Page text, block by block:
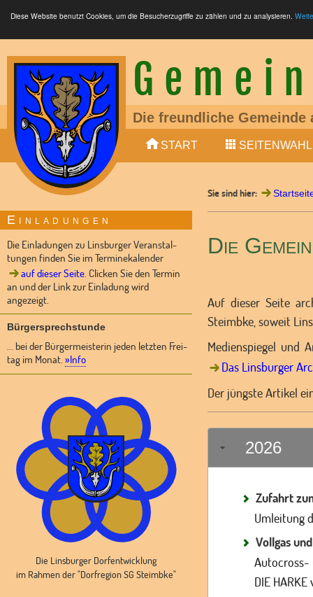
Diese Website benutzt Cookies, um die Besucherzugriffe zu zählen und zu analysieren.
Die freundliche
Ein liebens- und
Mitglied der
LTE (4G, 5G), Glasfaser
Bundesstraße 6 (4-
10 min (Auto) von
Dorfladen und
START SEITENWAHL
Einladungen
Die Einladungen zu Linsburger Veranstal-
tungen finden Sie im Terminekalender
auf dieser Seite . Clicken Sie den Termin
an und der Link zur Einladung wird
angezeigt.
Bürgersprechstunde
... bei der Bürgermeisterin jeden letzten Frei-
tag im Monat. »Info
Die Linsburger Dorfentwicklung
im Rahmen der "Dorfregion SG Steimbke"
Sie sind hier:
Die
Auf dieser Seite
Steimbke, soweit
Medienspiegel und
Das Linsburger
Der jüngste Artikel
2026
Zufahrt
Umleitung
Vollgas
Autocross-
DIE